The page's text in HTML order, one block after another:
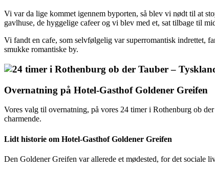
Vi var da lige kommet igennem byporten, så blev vi nødt til at
gavlhuse, de hyggelige cafeer og vi blev med et, sat tilbage til
Vi fandt en cafe, som selvfølgelig var superromantisk indrettet,
smukke romantiske by.
Overnatning på Hotel-Gasthof Goldener Greifen
Vores valg til overnatning, på vores 24 timer i Rothenburg ob
charmende.
Lidt historie om Hotel-Gasthof Goldener Greifen
Den Goldener Greifen var allerede et mødested, for det sociale